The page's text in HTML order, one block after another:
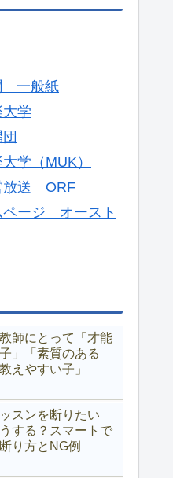
一般紙
学
学（MUK）
放送 ORF
ページ オースト
師にとって「才能
」「素質のある
えやすい子」
スンを断りたい
する？スマートで
り方とNG例